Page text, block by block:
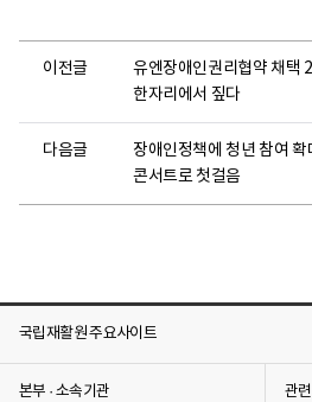
이전글
유엔장애인권리협약 채택
한자리에서 짚다
다음글
장애인정책에 청년 참여
콘서트로 첫걸음
국립재활원 주요사이트
본부 · 소속기관 관